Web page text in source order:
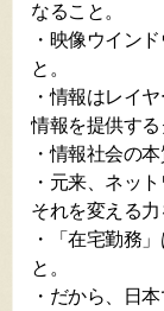
なること。
・映像ウイン
と。
・情報はレイ
情報を提供する
・情報社会の
・元来、ネッ
それを変える力
・「在宅勤務
と。
・だから、日